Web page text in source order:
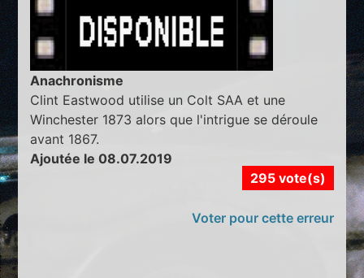
Anachronisme
Clint Eastwood utilise un Colt SAA et une
Winchester 1873 alors que l'intrigue se déroule
avant 1867.
Ajoutée le 08.07.2019
295 vote(s)
Voter pour cette erreur